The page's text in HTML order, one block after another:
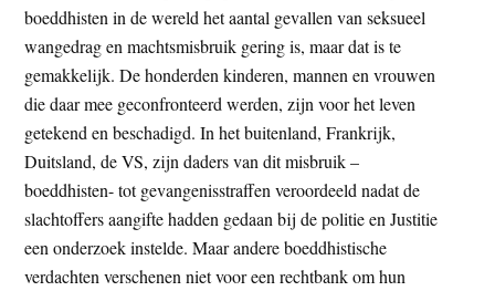
boeddhisten in de wereld het aantal gevallen van seksueel
wangedrag en machtsmisbruik gering is, maar dat is te
gemakkelijk. De honderden kinderen, mannen en vrouwen
die daar mee geconfronteerd werden, zijn voor het leven
getekend en beschadigd. In het buitenland, Frankrijk,
Duitsland, de VS, zijn daders van dit misbruik –
boeddhisten- tot gevangenisstraffen veroordeeld nadat de
slachtoffers aangifte hadden gedaan bij de politie en Justitie
een onderzoek instelde. Maar andere boeddhistische
verdachten verschenen niet voor een rechtbank om hun